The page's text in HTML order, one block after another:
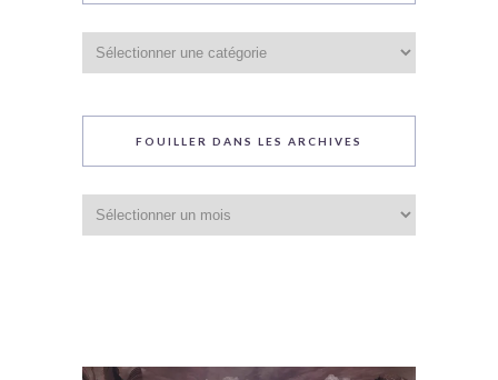
du
blog
FOUILLER DANS LES ARCHIVES
dans
les